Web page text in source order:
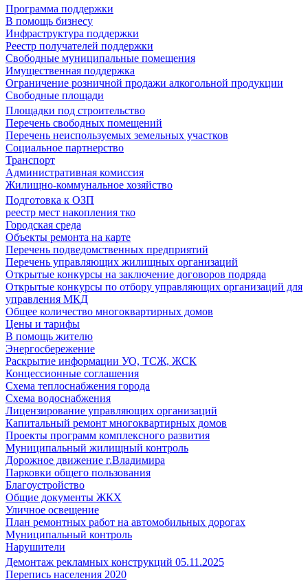
Программа поддержки
В помощь бизнесу
Инфраструктура поддержки
Реестр получателей поддержки
Свободные муниципальные помещения
Имущественная поддержка
Ограничение розничной продажи алкогольной продукции
Свободные площади
Площадки под строительство
Перечень свободных помещений
Перечень неиспользуемых земельных участков
Социальное партнерство
Транспорт
Административная комиссия
Жилищно-коммунальное хозяйство
Подготовка к ОЗП
реестр мест накопления тко
Городская среда
Объекты ремонта на карте
Перечень подведомственных предприятий
Перечень управляющих жилищных организаций
Открытые конкурсы на заключение договоров подряда
Открытые конкурсы по отбору управляющих организаций для
управления МКД
Общее количество многоквартирных домов
Цены и тарифы
В помощь жителю
Энергосбережение
Раскрытие информации УО, ТСЖ, ЖСК
Концессионные соглашения
Схема теплоснабжения города
Схема водоснабжения
Лицензирование управляющих организаций
Капитальный ремонт многоквартирных домов
Проекты программ комплексного развития
Муниципальный жилищный контроль
Дорожное движение г.Владимира
Парковки общего пользования
Благоустройство
Общие документы ЖКХ
Уличное освещение
План ремонтных работ на автомобильных дорогах
Муниципальный контроль
Нарушители
Демонтаж рекламных конструкций 05.11.2025
Перепись населения 2020